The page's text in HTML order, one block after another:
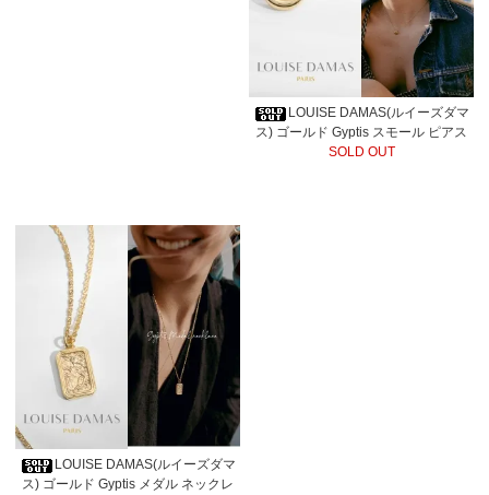
LOUISE DAMAS(ルイーズダマ
ス) ゴールド Gyptis スモール ピアス
SOLD OUT
LOUISE DAMAS(ルイーズダマ
ス) ゴールド Gyptis メダル ネックレ